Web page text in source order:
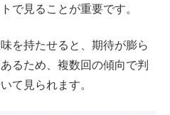
で見ることが重要です。
を持たせると、期待が膨ら
るため、複数回の傾向で判
て見られます。